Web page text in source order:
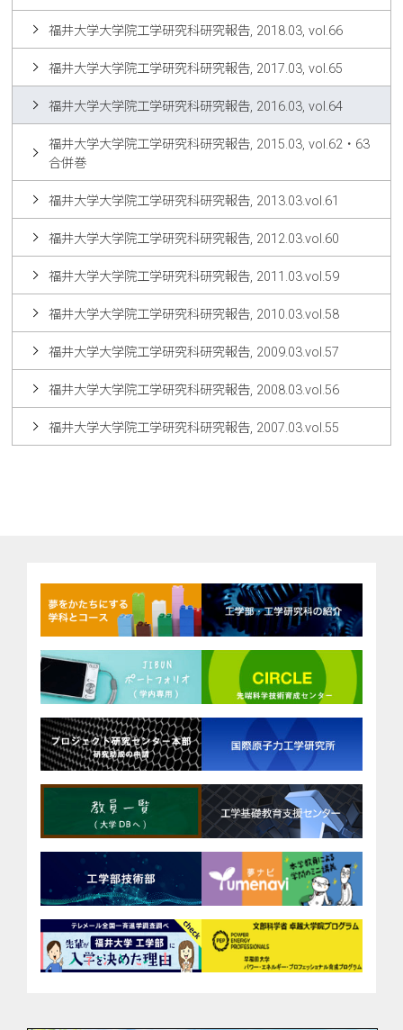
福井大学大学院工学研究科研究報告, 2018.03, vol.66
福井大学大学院工学研究科研究報告, 2017.03, vol.65
福井大学大学院工学研究科研究報告, 2016.03, vol.64
福井大学大学院工学研究科研究報告, 2015.03, vol.62・63
合併巻
福井大学大学院工学研究科研究報告, 2013.03.vol.61
福井大学大学院工学研究科研究報告, 2012.03.vol.60
福井大学大学院工学研究科研究報告, 2011.03.vol.59
福井大学大学院工学研究科研究報告, 2010.03.vol.58
福井大学大学院工学研究科研究報告, 2009.03.vol.57
福井大学大学院工学研究科研究報告, 2008.03.vol.56
福井大学大学院工学研究科研究報告, 2007.03.vol.55